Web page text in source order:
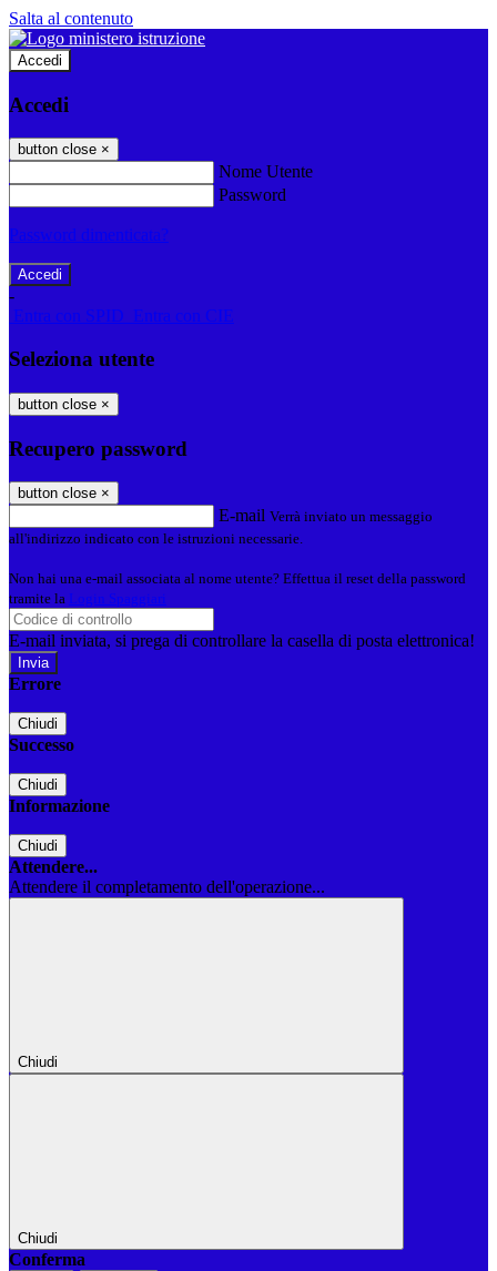
Salta al contenuto
Accedi
Accedi
button close ×
Nome Utente
Password
Password dimenticata?
-
Entra con SPID
Entra con CIE
Seleziona utente
button close ×
Recupero password
button close ×
E-mail Verrà inviato un messaggio
all'indirizzo indicato con le istruzioni necessarie.
Non hai una e-mail associata al nome utente? Effettua il reset della password
tramite la Login Spaggiari
E-mail inviata, si prega di controllare la casella di posta elettronica!
Errore
Chiudi
Successo
Chiudi
Informazione
Chiudi
Attendere...
Attendere il completamento dell'operazione...
Chiudi
Chiudi
Conferma